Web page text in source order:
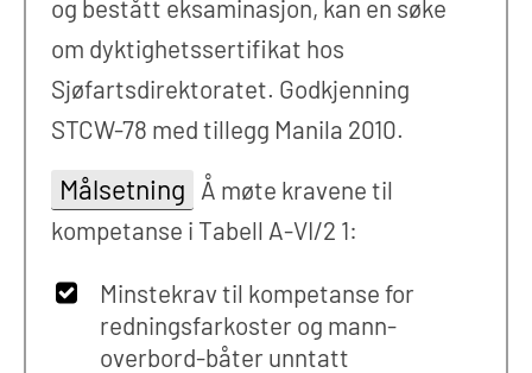
og bestått eksaminasjon, kan en søke
om dyktighetssertifikat hos
Sjøfartsdirektoratet. Godkjenning
STCW-78 med tillegg Manila 2010.
Målsetning Å møte kravene til
kompetanse i Tabell A-VI/2 1:
Minstekrav til kompetanse for
redningsfarkoster og mann-
overbord-båter unntatt